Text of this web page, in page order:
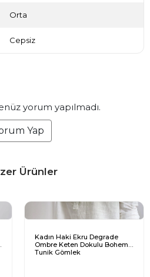
Orta
Cepsiz
yorum yapılmadı.
Yap
Ürünler
Kadın Haki Ekru Degrade
Ombre Keten Dokulu Bohem
Tunik Gömlek